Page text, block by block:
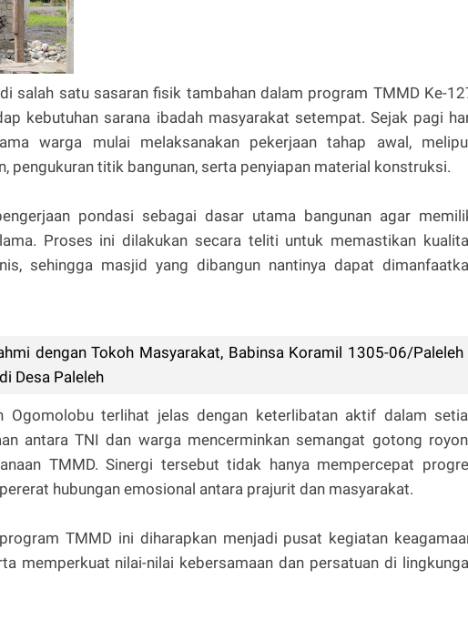
salah satu sasaran fisik tambahan dalam program TMMD Ke-
kebutuhan sarana ibadah masyarakat setempat. Sejak pagi
warga mulai melaksanakan pekerjaan tahap awal,
pengukuran titik bangunan, serta penyiapan material konstruksi.
pondasi sebagai dasar utama bangunan agar
Proses ini dilakukan secara teliti untuk memastikan
sehingga masjid yang dibangun nantinya dapat
dengan Tokoh Masyarakat, Babinsa Koramil 1305-06/Paleleh
Desa Paleleh
Ogomolobu terlihat jelas dengan keterlibatan aktif dalam
antara TNI dan warga mencerminkan semangat gotong
TMMD. Sinergi tersebut tidak hanya mempercepat
hubungan emosional antara prajurit dan masyarakat.
TMMD ini diharapkan menjadi pusat kegiatan
memperkuat nilai-nilai kebersamaan dan persatuan di